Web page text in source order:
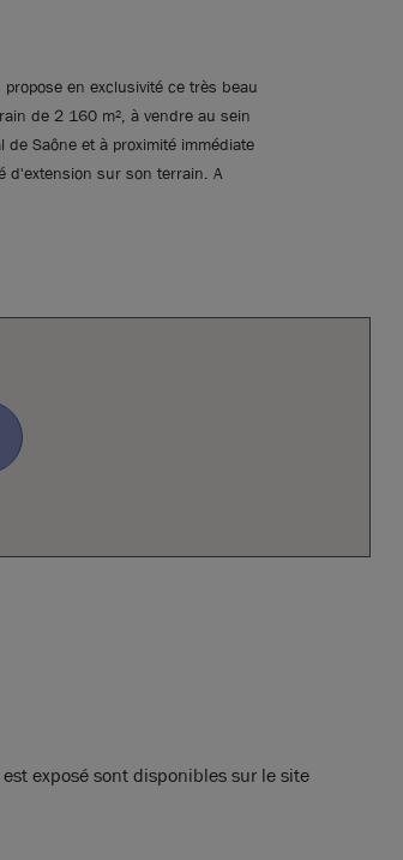
en exclusivité ce très beau
de 2 160 m², à vendre au sein
Saône et à proximité immédiate
d'extension sur son terrain. A
exposé sont disponibles sur le site